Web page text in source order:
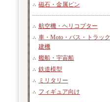
磁石・金属ピン
航空機・ヘリコプター
車・Moto・バス・トラック
建機
艦船・宇宙船
鉄道模型
ミリタリー
フィギュア向け